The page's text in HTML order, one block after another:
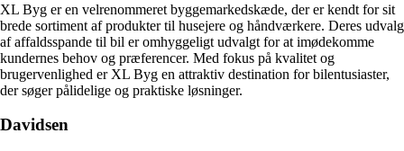
XL Byg er en velrenommeret byggemarkedskæde, der er kendt for sit
brede sortiment af produkter til husejere og håndværkere. Deres udvalg
af affaldsspande til bil er omhyggeligt udvalgt for at imødekomme
kundernes behov og præferencer. Med fokus på kvalitet og
brugervenlighed er XL Byg en attraktiv destination for bilentusiaster,
der søger pålidelige og praktiske løsninger.
Davidsen